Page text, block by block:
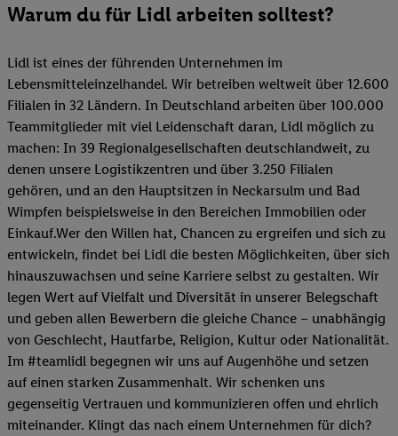
Warum du für Lidl arbeiten solltest?
Lidl ist eines der führenden Unternehmen im
Lebensmitteleinzelhandel. Wir betreiben weltweit über 12.600
Filialen in 32 Ländern. In Deutschland arbeiten über 100.000
Teammitglieder mit viel Leidenschaft daran, Lidl möglich zu
machen: In 39 Regionalgesellschaften deutschlandweit, zu
denen unsere Logistikzentren und über 3.250 Filialen
gehören, und an den Hauptsitzen in Neckarsulm und Bad
Wimpfen beispielsweise in den Bereichen Immobilien oder
Einkauf.Wer den Willen hat, Chancen zu ergreifen und sich zu
entwickeln, findet bei Lidl die besten Möglichkeiten, über sich
hinauszuwachsen und seine Karriere selbst zu gestalten. Wir
legen Wert auf Vielfalt und Diversität in unserer Belegschaft
und geben allen Bewerbern die gleiche Chance – unabhängig
von Geschlecht, Hautfarbe, Religion, Kultur oder Nationalität.
Im #teamlidl begegnen wir uns auf Augenhöhe und setzen
auf einen starken Zusammenhalt. Wir schenken uns
gegenseitig Vertrauen und kommunizieren offen und ehrlich
miteinander. Klingt das nach einem Unternehmen für dich?